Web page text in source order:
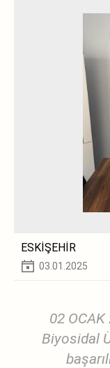
ESKİŞEHİR
03.01.2025
02
Biyosidal